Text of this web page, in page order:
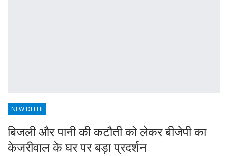
NEW DELHI
बिजली और पानी की कटौती को लेकर बीजेपी का
केजरीवाल के घर पर बड़ा प्रदर्शन